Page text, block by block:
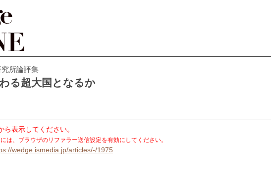
所論評集
る超大国となるか
表示してください。
は、ブラウザのリファラー送信設定を有効にしてください。
wedge.ismedia.jp/articles/-/1975